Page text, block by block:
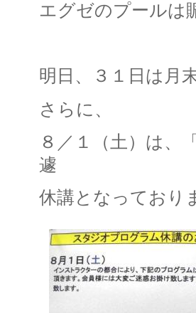
エグゼのプールは
明日、３１日は月
さらに、
８／１（土）は、
遽
休講となっており